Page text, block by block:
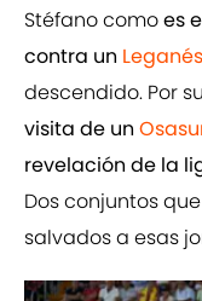
Stéfano comoes
contra un Leganés
descendido. Por
visita de un
revelación de la
Dos conjuntos
salvados a esas